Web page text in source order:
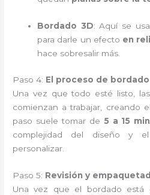
Bordado 3D: Aquí se
para darle un efecto en
hace sobresalir más.
Paso 4: El proceso de bordado
Una vez que todo esté listo, las
comienzan a trabajar, creando
paso suele tomar de 5 a 15
complejidad del diseño y
personalizar.
Paso 5: Revisión y
Una vez que el bordado está